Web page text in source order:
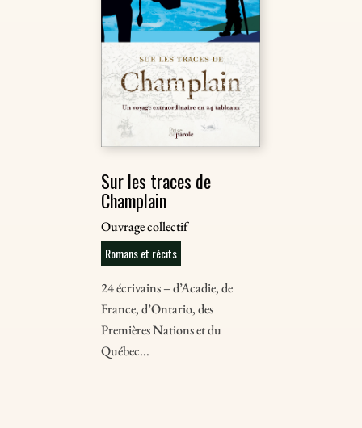
Sur les traces de
Champlain
Ouvrage collectif
Romans et récits
24 écrivains – d’Acadie, de
France, d’Ontario, des
Premières Nations et du
Québec...